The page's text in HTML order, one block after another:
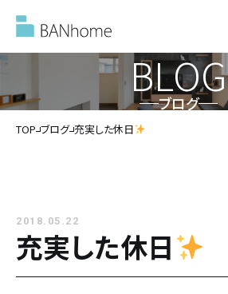
イベント情報
バンホームの家づくり
BLOG
ブログ
TOP ブログ 充実した休日
2018.05.22
充実した休日